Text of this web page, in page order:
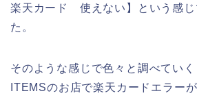
楽天カード 使えない】という感じ
た。
そのような感じで色々と調べてい
ITEMSのお店で楽天カードエラー